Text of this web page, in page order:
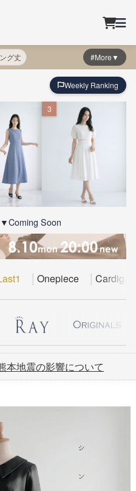
グ丈 #More▼
Weekly Ranking
3
▼Coming Soon
Onepiece Cardigan
本地震の影響について